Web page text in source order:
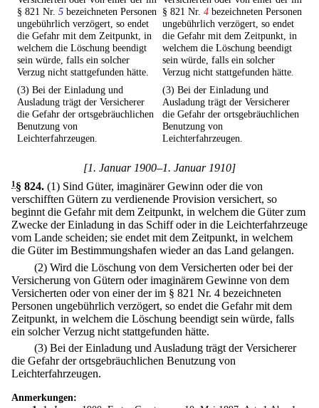
§ 821 Nr. 5 bezeichneten Personen
ungebührlich verzögert, so endet
die Gefahr mit dem Zeitpunkt, in
welchem die Löschung beendigt
sein würde, falls ein solcher
Verzug nicht stattgefunden hätte.
§ 821 Nr. 4 bezeichneten Personen
ungebührlich verzögert, so endet
die Gefahr mit dem Zeitpunkt, in
welchem die Löschung beendigt
sein würde, falls ein solcher
Verzug nicht stattgefunden hätte.
(3) Bei der Einladung und
Ausladung trägt der Versicherer
die Gefahr der ortsgebräuchlichen
Benutzung von
Leichterfahrzeugen.
(3) Bei der Einladung und
Ausladung trägt der Versicherer
die Gefahr der ortsgebräuchlichen
Benutzung von
Leichterfahrzeugen.
[1. Januar 1900–1. Januar 1910]
1§ 824. (1) Sind Güter, imaginärer Gewinn oder die von
verschifften Gütern zu verdienende Provision versichert, so
beginnt die Gefahr mit dem Zeitpunkt, in welchem die Güter zum
Zwecke der Einladung in das Schiff oder in die Leichterfahrzeuge
vom Lande scheiden; sie endet mit dem Zeitpunkt, in welchem
die Güter im Bestimmungshafen wieder an das Land gelangen.
(2) Wird die Löschung von dem Versicherten oder bei der
Versicherung von Gütern oder imaginärem Gewinne von dem
Versicherten oder von einer der im § 821 Nr. 4 bezeichneten
Personen ungebührlich verzögert, so endet die Gefahr mit dem
Zeitpunkt, in welchem die Löschung beendigt sein würde, falls
ein solcher Verzug nicht stattgefunden hätte.
(3) Bei der Einladung und Ausladung trägt der Versicherer
die Gefahr der ortsgebräuchlichen Benutzung von
Leichterfahrzeugen.
Anmerkungen: